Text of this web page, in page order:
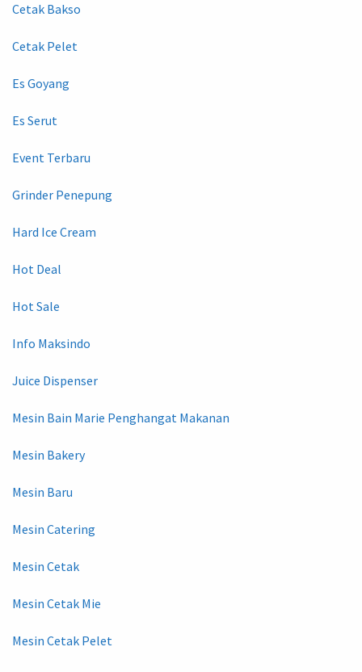
Cetak Bakso
Cetak Pelet
Es Goyang
Es Serut
Event Terbaru
Grinder Penepung
Hard Ice Cream
Hot Deal
Hot Sale
Info Maksindo
Juice Dispenser
Mesin Bain Marie Penghangat Makanan
Mesin Bakery
Mesin Baru
Mesin Catering
Mesin Cetak
Mesin Cetak Mie
Mesin Cetak Pelet